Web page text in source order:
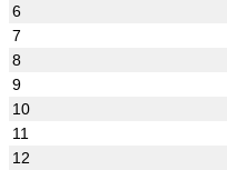
6
7
8
9
10
11
12